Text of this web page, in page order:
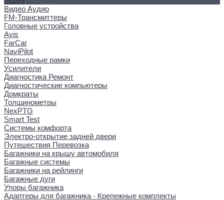
Видео Аудио
FM-Трансмиттеры
Головные устройства
Avis
FarCar
NaviPilot
Переходные рамки
Усилители
Диагностика Ремонт
Диагностические компьютеры
Домкраты
Толщинометры
NexPTG
Smart Test
Системы комфорта
Электро-открытие задней двери
Путешествия Перевозка
Багажники на крышу автомобиля
Багажные системы
Багажники на рейлинги
Багажные дуги
Упоры багажника
Адаптеры для багажника - Крепежные комплекты